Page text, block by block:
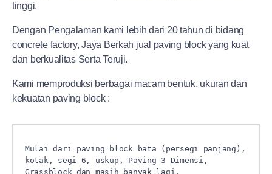
tinggi.
Dengan Pengalaman kami lebih dari 20 tahun di bidang
concrete factory, Jaya Berkah jual paving block yang kuat
dan berkualitas Serta Teruji.
Kami memproduksi berbagai macam bentuk, ukuran dan
kekuatan paving block :
Mulai dari paving block bata (persegi panjang),
kotak, segi 6, uskup, Paving 3 Dimensi,
Grassblock dan masih banyak lagi.